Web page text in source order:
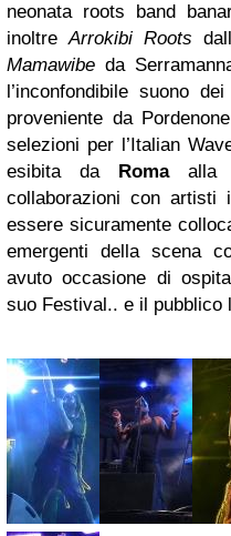
neonata roots band
inoltreArrokibi Roots
Mamawibe da
l’inconfondibile suono dei
proveniente da
selezioni per l’Italian
esibita da Romaalla
collaborazioni con artisti
essere sicuramente
emergenti della scena
avuto occasione di
suo Festival.. e il pubblico